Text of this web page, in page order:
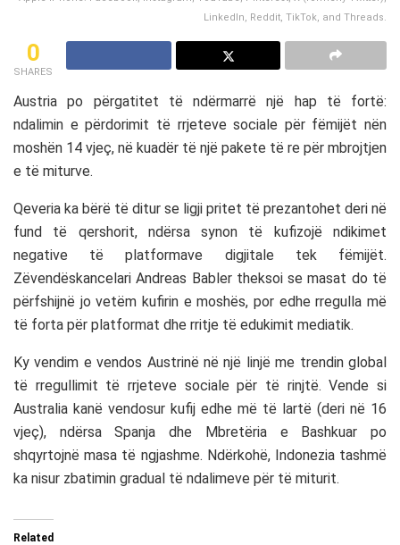
LinkedIn, Reddit, TikTok, and Threads.
0
SHARES
Austria po përgatitet të ndërmarrë një hap të fortë:
ndalimin e përdorimit të rrjeteve sociale për fëmijët nën
moshën 14 vjeç, në kuadër të një pakete të re për mbrojtjen
e të miturve.
Qeveria ka bërë të ditur se ligji pritet të prezantohet deri në
fund të qershorit, ndërsa synon të kufizojë ndikimet
negative të platformave digjitale tek fëmijët.
ZëvendëskancelariAndreas Bablertheksoi se masat do të
përfshijnë jo vetëm kufirin e moshës, por edhe rregulla më
të forta për platformat dhe rritje të edukimit mediatik.
Ky vendim e vendos Austrinë në një linjë me trendin global
të rregullimit të rrjeteve sociale për të rinjtë. Vende si
Australia kanë vendosur kufij edhe më të lartë (deri në 16
vjeç), ndërsaSpanja dhe Mbretëria e Bashkuar po
shqyrtojnë masa të ngjashme. Ndërkohë, Indoneziatashmë
ka nisur zbatimin gradual të ndalimeve për të miturit.
Related